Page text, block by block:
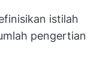
istilah
pengertian